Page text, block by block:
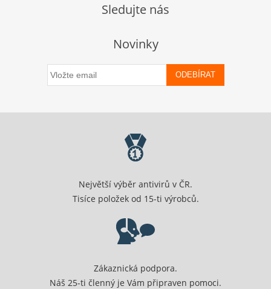
Sledujte nás
Novinky
ODEBÍRAT
Největší výběr antivirů v ČR.
Tisíce položek od 15-ti výrobců.
Zákaznická podpora.
Náš 25-ti členný je Vám připraven pomoci.